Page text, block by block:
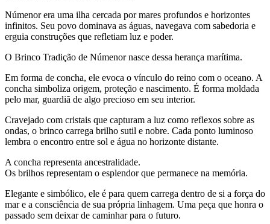
Númenorera uma ilha cercada por mares profundos e horizontes
infinitos. Seu povo dominava as águas, navegava com sabedoria e
erguia construções que refletiam luz e poder.
O Brinco Tradição de Númenor nasce dessa herança marítima.
Em forma de concha, ele evoca o vínculo do reino com o oceano. A
concha simboliza origem, proteção e nascimento. É forma moldada
pelo mar, guardiã de algo precioso em seu interior.
Cravejado com cristais que capturam a luz como reflexos sobre as
ondas, o brinco carrega brilho sutil e nobre. Cada ponto luminoso
lembra o encontro entre sol e água no horizonte distante.
A concha representa ancestralidade.
Os brilhos representam o esplendor que permanece na memória.
Elegante e simbólico, ele é para quem carrega dentro de si a força do
mar e a consciência de sua própria linhagem. Uma peça que honra o
passado sem deixar de caminhar para o futuro.